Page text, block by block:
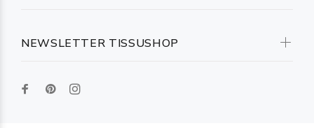
NEWSLETTER TISSUSHOP